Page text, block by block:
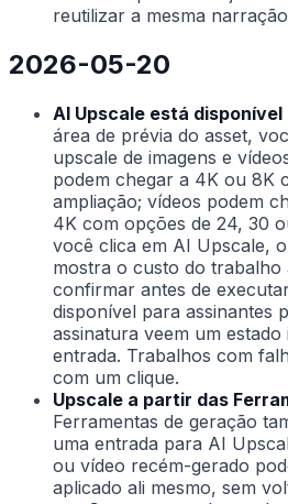
reutilizar a mesma
2026-05-20
AI Upscale está
área de prévia do asset,
upscale de imagens e
podem chegar a 4K ou 8K
ampliação; vídeos podem
4K com opções de 24, 30
você clica em AI Upscale,
mostra o custo do trabalho
confirmar antes de
disponível para assinantes
assinatura veem um
entrada. Trabalhos com
com um clique.
Upscale a partir das
Ferramentas de geração
uma entrada para AI
ou vídeo recém-gerado
aplicado ali mesmo, sem